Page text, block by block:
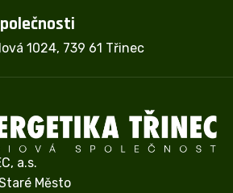
1024, 739 61 Třinec
a.s.
Město